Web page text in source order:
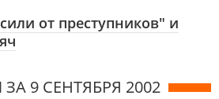
от преступников" и
9 СЕНТЯБРЯ 2002